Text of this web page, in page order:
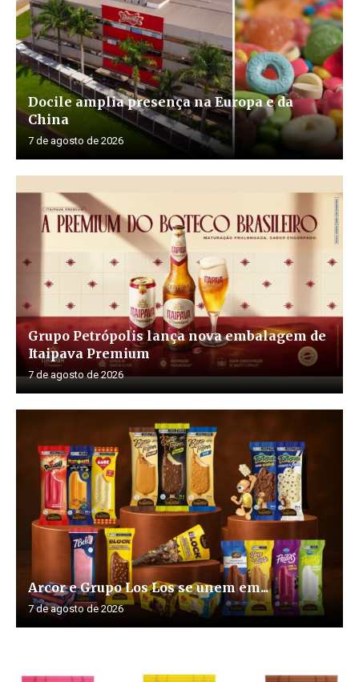
Docile amplia presença na Europa e da
China
7 de agosto de 2026
Grupo Petrópolis lança nova embalagem de
Itaipava Premium
7 de agosto de 2026
Arcor e Grupo Los Los se unem em...
7 de agosto de 2026